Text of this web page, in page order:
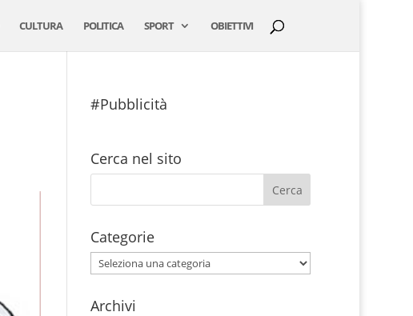
CULTURA POLITICA SPORT OBIETTIVI
#Pubblicità
Cerca nel sito
Categorie
Categorie
Archivi